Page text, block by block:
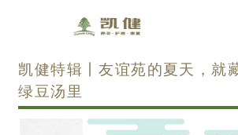
凯健特辑丨友谊苑的夏天，就
绿豆汤里